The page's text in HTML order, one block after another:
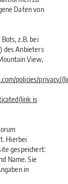
Daten von
z.B. bei
des Anbieters
View,
policies/privacy/
is
Hierbei
gespeichert:
Name. Sie
in